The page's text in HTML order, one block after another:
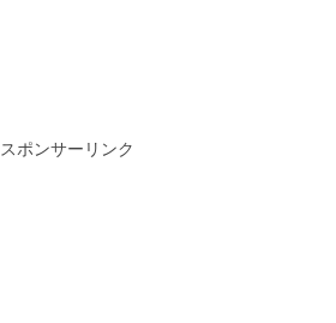
スポンサーリンク